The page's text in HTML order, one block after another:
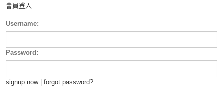
會員登入
Username:
Password:
signup now| forgot password?